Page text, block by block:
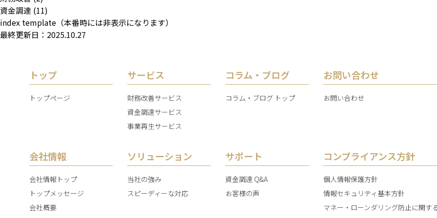
資金調達 (11)
index template（本番時には非表示になります）
最終更新日：2025.10.27
トップ
トップページ
会社情報
会社情報トップ
トップメッセージ
会社概要
サービス
財務改善サービス
資金調達サービス
事業再生サービス
ソリューション
当社の強み
スピーディーな対応
コラム・ブログ
コラム・ブログ トップ
サポート
資金調達 Q&A
お客様の声
お問い合わせ
お問い合わせ
コンプライアンス方針
個人情報保護方針
情報セキュリティ基本方針
マネー・ローンダリング防止に関す